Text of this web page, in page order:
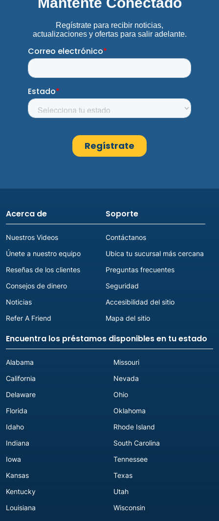
Acerca de
Nuestros Videos
Únete a nuestro equipo
Reseñas de los clientes
Consejos de dinero
Noticias
Refer A Friend
Soporte
Contáctanos
Ubica tu sucursal más cercana
Preguntas frecuentes
Seguridad
Accesibilidad del sitio
Mapa del sitio
Encuentra los préstamos disponibles en tu estado
Alabama
California
Delaware
Florida
Idaho
Indiana
Iowa
Kansas
Kentucky
Louisiana
Missouri
Nevada
Ohio
Oklahoma
Rhode Island
South Carolina
Tennessee
Texas
Utah
Wisconsin